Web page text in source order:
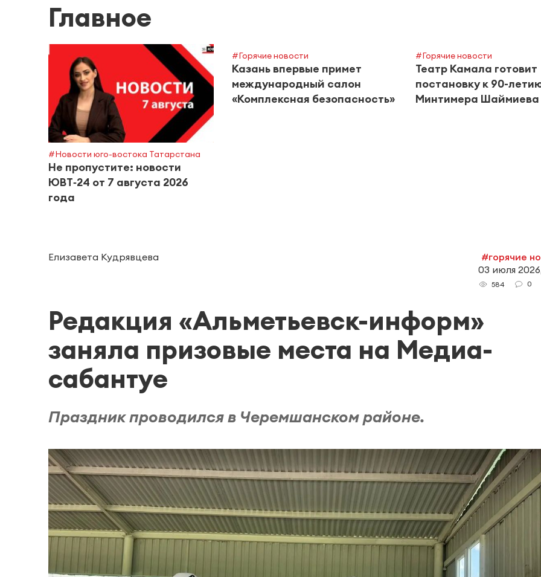
Главное
#Новости юго-востока Татарстана
Не пропустите: новости
ЮВТ‑24 от 7 августа 2026
года
#Горячие новости
Казань впервые примет
международный салон
«Комплексная безопасность»
#Горячие новости
Театр Камала готовит
постановку к 90-
Минтимера Шаймиева
Елизавета Кудрявцева
#горячие
03 июля
584 0
Редакция «Альметьевск-информ»
заняла призовые места на Медиа-
сабантуе
Праздник проводился в Черемшанском районе.